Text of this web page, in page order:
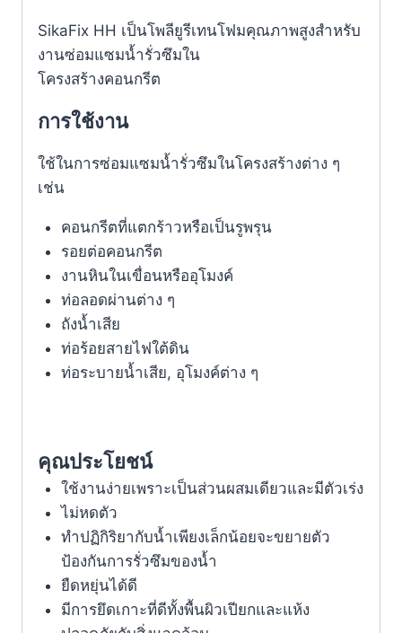
SikaFix HH เป็นโพลียูรีเทนโฟมคุณภาพสูงสำหรับ
งานซ่อมแซมน้ำรั่วซึมใน
โครงสร้างคอนกรีต
การใช้งาน
ใช้ในการซ่อมแซมน้ำรั่วซึมในโครงสร้างต่าง ๆ
เช่น
คอนกรีตที่แตกร้าวหรือเป็นรูพรุน
รอยต่อคอนกรีต
งานหินในเขื่อนหรืออุโมงค์
ท่อลอดผ่านต่าง ๆ
ถังน้ำเสีย
ท่อร้อยสายไฟใต้ดิน
ท่อระบายน้ำเสีย, อุโมงค์ต่าง ๆ
คุณประโยชน์
ใช้งานง่ายเพราะเป็นส่วนผสมเดียวและมีตัวเร่ง
ไม่หดตัว
ทำปฏิกิริยากับน้ำเพียงเล็กน้อยจะขยายตัว
ป้องกันการรั่วซึมของน้ำ
ยืดหยุ่นได้ดี
มีการยึดเกาะที่ดีทั้งพื้นผิวเปียกและแห้ง